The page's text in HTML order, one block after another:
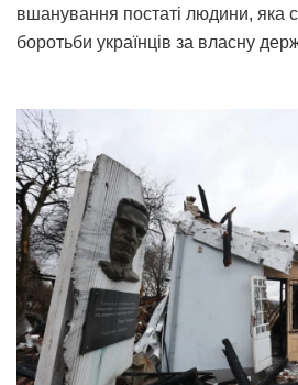
вшанування постаті людини, яка
боротьби українців за власну